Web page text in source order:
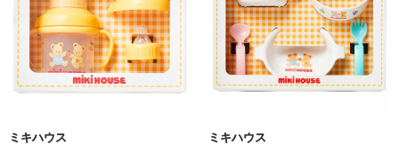
ミキハウス
ミキハウス